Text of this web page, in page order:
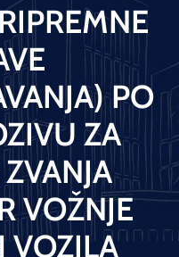
PO
ZA
VOŽNJE
VOZILA